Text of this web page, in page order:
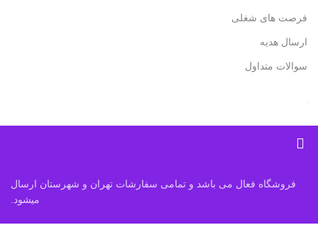
فرصت های شغلی
ارسال هدیه
سوالات متداول
فروشگاه فعال می باشد و تمامی سفارشات تهران و شهرستان ارسال
میشود.